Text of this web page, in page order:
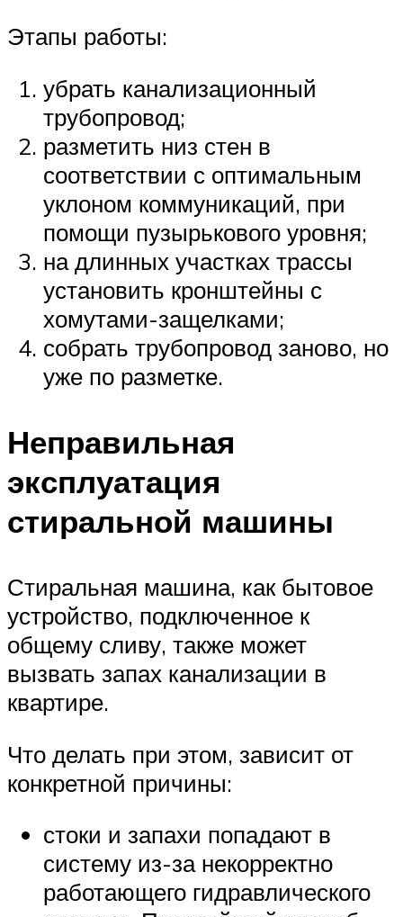
Этапы работы:
убрать канализационный
трубопровод;
разметить низ стен в
соответствии с оптимальным
уклоном коммуникаций, при
помощи пузырькового уровня;
на длинных участках трассы
установить кронштейны с
хомутами-защелками;
собрать трубопровод заново, но
уже по разметке.
Неправильная
эксплуатация
стиральной машины
Стиральная машина, как бытовое
устройство, подключенное к
общему сливу, также может
вызвать запах канализации в
квартире.
Что делать при этом, зависит от
конкретной причины:
стоки и запахи попадают в
систему из-за некорректно
работающего гидравлического